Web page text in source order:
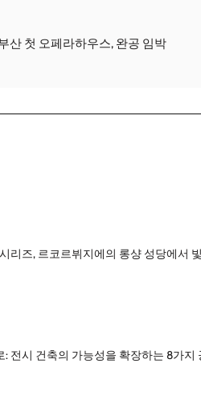
산 첫 오페라하우스, 완공 임박
리즈, 르코르뷔지에의 롱샹 성당에서
전시 건축의 가능성을 확장하는 8가지